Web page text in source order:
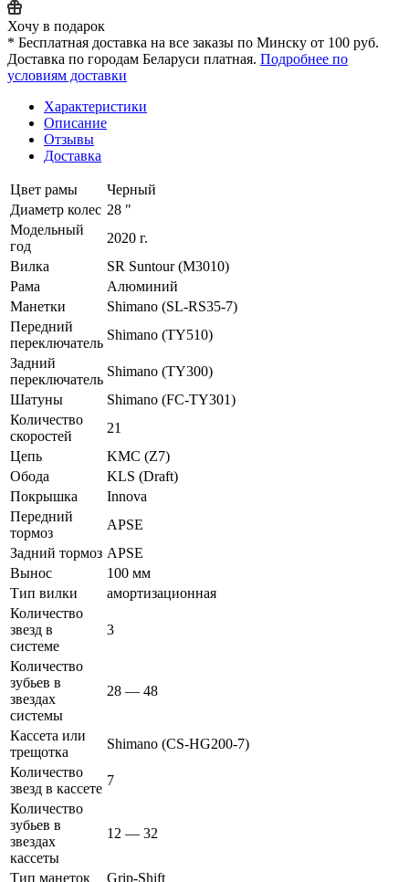
Хочу в подарок
* Бесплатная доставка на все заказы по Минску от 100 руб.
Доставка по городам Беларуси платная. Подробнее по
условиям доставки
Характеристики
Описание
Отзывы
Доставка
Цвет рамы
Черный
Диаметр колес 28 "
Модельный
год
2020 г.
Вилка
SR Suntour (M3010)
Рама
Алюминий
Манетки
Shimano (SL-RS35-7)
Передний
переключатель
Shimano (TY510)
Задний
переключатель
Shimano (TY300)
Шатуны
Shimano (FC-TY301)
Количество
скоростей
21
Цепь
KMC (Z7)
Обода
KLS (Draft)
Покрышка
Innova
Передний
тормоз
APSE
Задний тормоз APSE
Вынос
100 мм
Тип вилки
амортизационная
Количество
звезд в
системе
3
Количество
зубьев в
звездах
системы
28 — 48
Кассета или
трещотка
Shimano (CS-HG200-7)
Количество
звезд в кассете
7
Количество
зубьев в
звездах
кассеты
12 — 32
Тип манеток Grip-Shift